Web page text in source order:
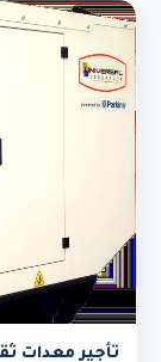
تأجير معدات